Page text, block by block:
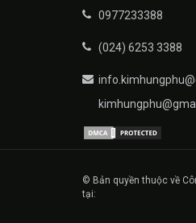
0977233388
(024) 6253 3388
© Bản quyền thuộc về
tại: